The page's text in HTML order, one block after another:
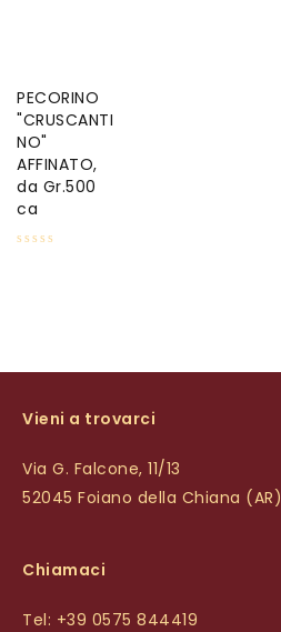
PECORINO
"CRUSCANTI
NO"
AFFINATO,
da Gr.500
ca
Vieni a trovarci
Via G. Falcone, 11/13
52045 Foiano della Chiana (AR)
Chiamaci
Tel: +39 0575 844419